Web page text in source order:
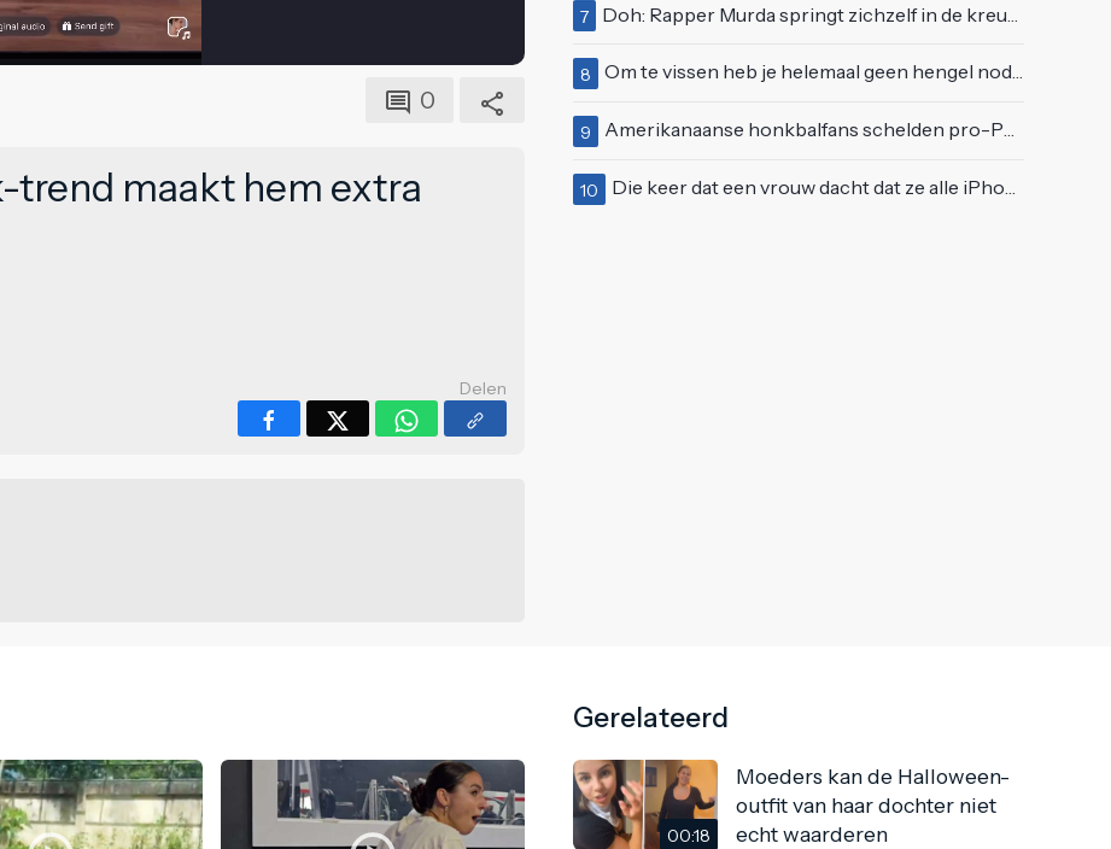
0
trend maakt hem extra
Delen
7 Doh: Rapper Murda springt zichzelf in de kreukels op het Moonstar Festival
8 Om te vissen heb je helemaal geen hengel nodig
9 Amerikanaanse honkbalfans schelden pro-Palestijnse demonstranten uit
10 Die keer dat een vrouw dacht dat ze alle iPhones wel op kon kopen
Gerelateerd
00:18
Moeders kan de Halloween-
outfit van haar dochter niet
echt waarderen